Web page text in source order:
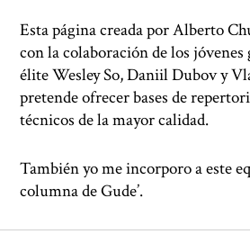
Esta página creada por Alberto
con la colaboración de los jóvenes
élite Wesley So, Daniil Dubov y
pretende ofrecer bases de
técnicos de la mayor calidad.
También yo me incorporo a este
columna de Gude’.